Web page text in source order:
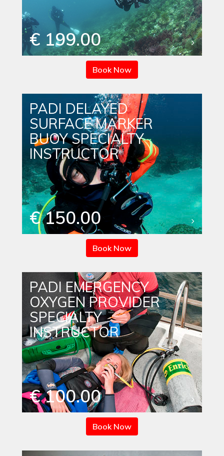
€ 199.00
Book Now
PADI DELAYED
SURFACE MARKER
BUOY SPECIALTY
INSTRUCTOR
€ 150.00
Book Now
PADI EMERGENCY
OXYGEN PROVIDER
SPECIALTY
INSTRUCTOR
€ 100.00
Book Now